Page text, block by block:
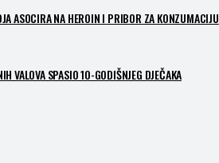
ASOCIRA NA HEROIN I PRIBOR ZA KONZUMACIJU
VALOVA SPASIO 10-GODIŠNJEG DJEČAKA